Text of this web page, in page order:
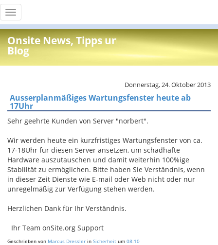
Toggle
navigation
Onsite News, Tipps und Info
Blog
Donnerstag, 24. Oktober 2013
Ausserplanmäßiges Wartungsfenster heute ab
17Uhr
Sehr geehrte Kunden von Server "norbert".
Wir werden heute ein kurzfristiges Wartungsfenster von ca.
17-18Uhr für diesen Server ansetzen, um schadhafte
Hardware auszutauschen und damit weiterhin 100%ige
Stabliltät zu ermöglichen. Bitte haben Sie Verständnis, wenn
in dieser Zeit Dienste wie E-mail oder Web nicht oder nur
unregelmäßig zur Verfügung stehen werden.
Herzlichen Dank für Ihr Verständnis.
Ihr Team onSite.org Support
Geschrieben von Marcus Dressler in Sicherheit um 08:10